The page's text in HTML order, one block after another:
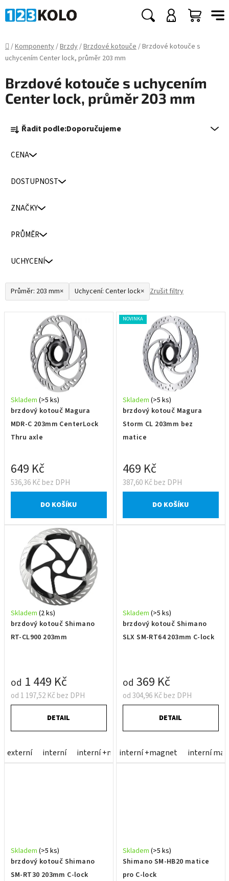
na
Hledat
KOŠÍK
Domů
/Komponenty/Brzdy/Brzdové kotouče/Brzdové kotouče s
uchycením Center lock, průměr 203 mm
Brzdové kotouče s uchycením
Center lock, průměr 203 mm
a
e
n
o
d
u
t
ů
Řadit podle:Doporučujeme
CENA
DOSTUPNOST
ZNAČKY
PRŮMĚR
UCHYCENÍ
Průměr: 203 mm× Uchycení: Center lock× Zrušit filtry
o
d
u
ů
brzdový kotouč Magura
MDR-C 203mm CenterLock
Thru axle
Skladem (>5 ks)
536,36 Kč bez DPH
649 Kč
DO KOŠÍKU
NOVINKA
brzdový kotouč Magura
Storm CL 203mm bez
matice
Skladem (>5 ks)
387,60 Kč bez DPH
469 Kč
DO KOŠÍKU
brzdový kotouč Shimano
RT-CL900 203mm
Skladem (2 ks)
od 1 197,52 Kč bez DPH
od 1 449 Kč
DETAIL
externí interní interní +magnet
brzdový kotouč Shimano
SLX SM-RT64 203mm C-lock
Skladem (>5 ks)
od 304,96 Kč bez DPH
od 369 Kč
DETAIL
interní +magnet interní
brzdový kotouč Shimano
SM-RT30 203mm C-lock
Skladem (>5 ks)
Shimano SM-HB20 matice
pro C-lock
Skladem (>5 ks)